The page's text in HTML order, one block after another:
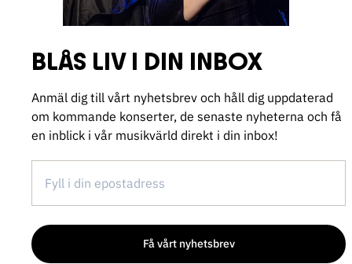
BLÅS LIV I DIN INBOX
Anmäl dig till vårt nyhetsbrev och håll dig uppdaterad
om kommande konserter, de senaste nyheterna och få
en inblick i vår musikvärld direkt i din inbox!